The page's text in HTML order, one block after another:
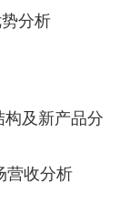
分析
及新产品分
营收分析